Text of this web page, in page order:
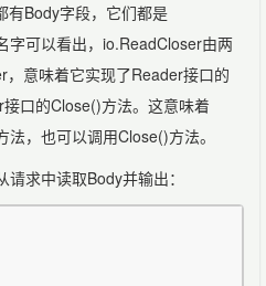
有Body字段，它们都是
字可以看出，io.ReadCloser由两
意味着它实现了Reader接口的
口的Close()方法。这意味着
，也可以调用Close()方法。
求中读取Body并输出：